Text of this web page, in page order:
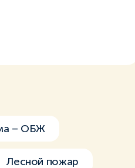
– ОБЖ
Лесной пожар